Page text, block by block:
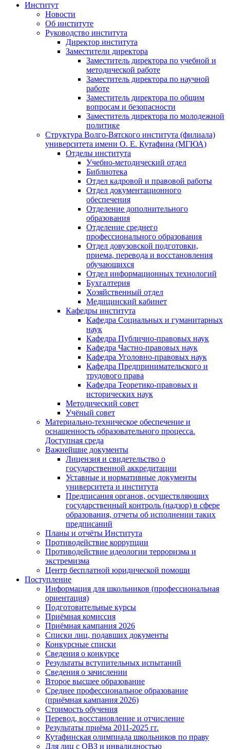
Институт
Новости
Об институте
Руководство института
Директор института
Заместители директора
Заместитель директора по учебной и
методической работе
Заместитель директора по научной
работе
Заместитель директора по общим
вопросам и безопасности
Заместитель директора по молодежной
политике
Структура Волго-Вятского института (филиала)
университета имени О. Е. Кутафина (МГЮА)
Отделы института
Учебно-методический отдел
Библиотека
Отдел кадровой и правовой работы
Отдел документационного
обеспечения
Отделение дополнительного
образования
Отделение среднего
профессионального образования
Отдел довузовской подготовки,
приема, перевода и восстановления
обучающихся
Отдел информационных технологий
Бухгалтерия
Хозяйственный отдел
Медицинский кабинет
Кафедры института
Кафедра Социальных и гуманитарных
наук
Кафедра Публично-правовых наук
Кафедра Частно-правовых наук
Кафедра Уголовно-правовых наук
Кафедра Предпринимательского и
трудового права
Кафедра Теоретико-правовых и
исторических наук
Методический совет
Учёный совет
Материально-техническое обеспечение и
оснащенность образовательного процесса.
Доступная среда
Важнейшие документы
Лицензия и свидетельство о
государственной аккредитации
Уставные и нормативные документы
университета и института
Предписания органов, осуществляющих
государственный контроль (надзор) в сфере
образования, отчеты об исполнении таких
предписаний
Планы и отчёты Института
Противодействие коррупции
Противодействие идеологии терроризма и
экстремизма
Центр бесплатной юридической помощи
Поступление
Информация для школьников (профессиональная
ориентация)
Подготовительные курсы
Приёмная комиссия
Приёмная кампания 2026
Списки лиц, подавших документы
Конкурсные списки
Сведения о конкурсе
Результаты вступительных испытаний
Сведения о зачислении
Второе высшее образование
Среднее профессиональное образование
(приёмная кампания 2026)
Стоимость обучения
Перевод, восстановление и отчисление
Результаты приёма 2011-2025 гг.
Кутафинская олимпиада школьников по праву
Для лиц с ОВЗ и инвалидностью